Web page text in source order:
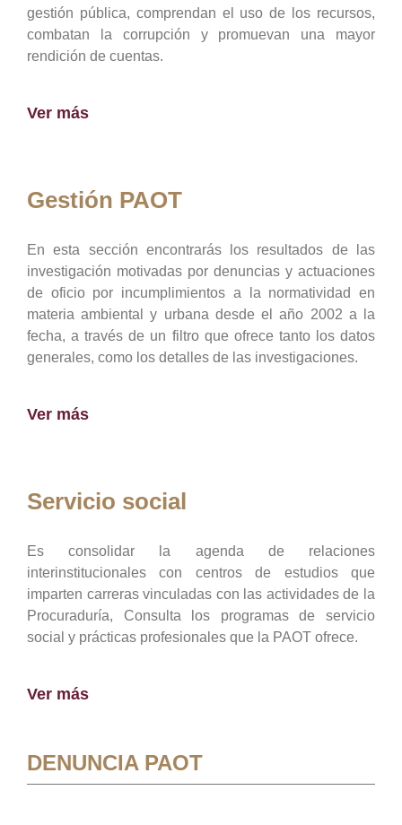
gestión pública, comprendan el uso de los recursos,
combatan la corrupción y promuevan una mayor
rendición de cuentas.
Ver más
Gestión PAOT
En esta sección encontrarás los resultados de las
investigación motivadas por denuncias y actuaciones
de oficio por incumplimientos a la normatividad en
materia ambiental y urbana desde el año 2002 a la
fecha, a través de un filtro que ofrece tanto los datos
generales, como los detalles de las investigaciones.
Ver más
Servicio social
Es consolidar la agenda de relaciones
interinstitucionales con centros de estudios que
imparten carreras vinculadas con las actividades de la
Procuraduría, Consulta los programas de servicio
social y prácticas profesionales que la PAOT ofrece.
Ver más
DENUNCIA PAOT